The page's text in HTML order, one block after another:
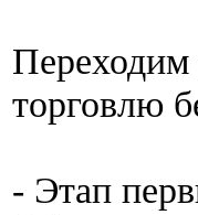
Переходим
торговлю
- Этап